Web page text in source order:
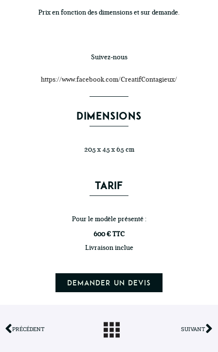
Prix en fonction des dimensions et sur demande.
Suivez-nous
https://www.facebook.com/CreatifContagieux/
DIMENSIONS
205 x 45 x 65 cm
TARIF
Pour le modèle présenté :
600 € TTC
Livraison inclue
Demander un devis
PRÉCÉDENT SUIVANT